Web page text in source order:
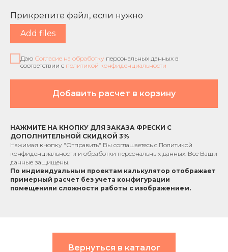
Прикрепите файл, если нужно
Add files
Даю Согласие на обработку персональных данных в
соответствии с политикой конфиденциальности
Добавить расчет в корзину
НАЖМИТЕ НА КНОПКУ ДЛЯ ЗАКАЗА ФРЕСКИ С
ДОПОЛНИТЕЛЬНОЙ СКИДКОЙ 3%
Нажимая кнопку "Отправить" Вы соглашаетесь с Политикой
конфиденциальности и обработки персональных данных. Все Ваши
данные защищены.
По индивидуальным проектам калькулятор отображает
примерный расчет без учета конфигурации
помещенияи сложности работы с изображением.
Вернуться в каталог